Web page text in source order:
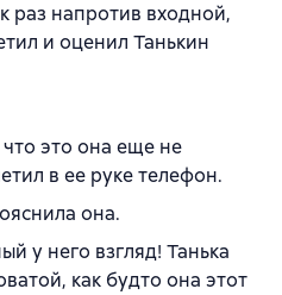
раз напротив входной,
и оценил Танькин
это она еще не
в ее руке телефон.
она.
у него взгляд! Танька
как будто она этот